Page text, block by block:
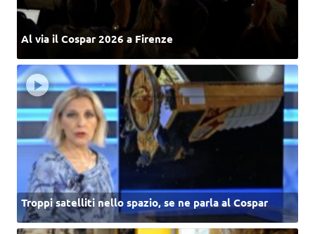
Al via il Cospar 2026 a Firenze
Troppi satelliti nello spazio, se ne parla al Cospar